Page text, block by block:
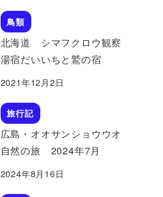
鳥類
北海道 シマフクロウ観察
湯宿だいいちと鷲の宿
2021年12月2日
旅行記
広島・オオサンショウウオ
自然の旅 2024年7月
2024年8月16日